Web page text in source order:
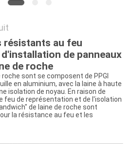
résistants au feu
de panneaux
de roche
roche sont se composent de PPGI
en aluminium, avec la laine à haute
isolation de noyau. En raison de
feu de représentation et de l'isolation
de laine de roche sont
la résistance au feu et les